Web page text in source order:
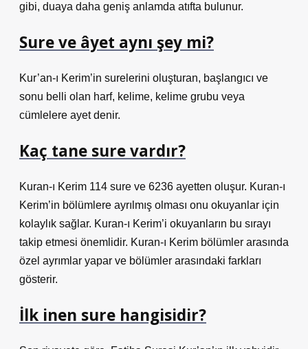
gibi, duaya daha geniş anlamda atıfta bulunur.
Sure ve âyet aynı şey mi?
Kur’an-ı Kerim’in surelerini oluşturan, başlangıcı ve
sonu belli olan harf, kelime, kelime grubu veya
cümlelere ayet denir.
Kaç tane sure vardır?
Kuran-ı Kerim 114 sure ve 6236 ayetten oluşur. Kuran-ı
Kerim’in bölümlere ayrılmış olması onu okuyanlar için
kolaylık sağlar. Kuran-ı Kerim’i okuyanların bu sırayı
takip etmesi önemlidir. Kuran-ı Kerim bölümler arasında
özel ayrımlar yapar ve bölümler arasındaki farkları
gösterir.
İlk inen sure hangisidir?